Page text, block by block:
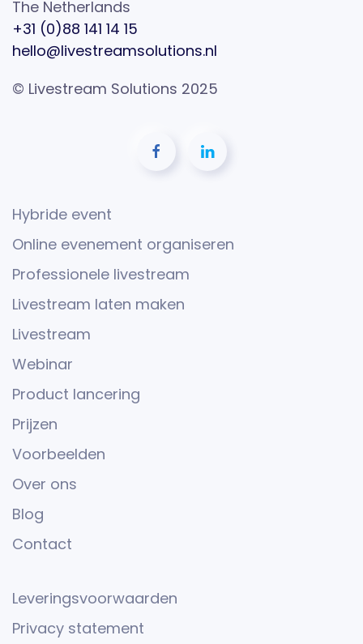
The Netherlands
+31 (0)88 141 14 15
hello@livestreamsolutions.nl
© Livestream Solutions 2025
Hybride event
Online evenement organiseren
Professionele livestream
Livestream laten maken
Livestream
Webinar
Product lancering
Prijzen
Voorbeelden
Over ons
Blog
Contact
Leveringsvoorwaarden
Privacy statement